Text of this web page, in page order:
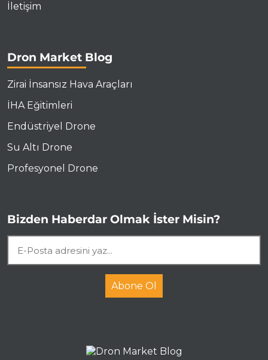
İletişim
Dron Market Blog
Zirai İnsansız Hava Araçları
İHA Eğitimleri
Endüstriyel Drone
Su Altı Drone
Profesyonel Drone
Bizden Haberdar Olmak İster Misin?
Abone Ol